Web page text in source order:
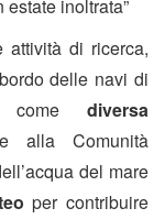
inoltrata”
attività di ricerca,
delle navi di
come diversa
alla Comunità
del mare
per contribuire